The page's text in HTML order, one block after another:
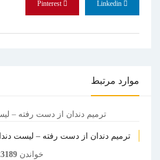
Pinterest
موارد مرتبط
ترمیم دندان از دست رفته – لیست
خواندن